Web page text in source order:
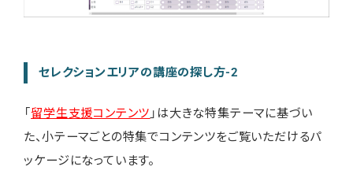
セレクションエリアの講座の探し方-2
「留学生支援コンテンツ 」は大きな特集テーマに基づい
た、小テーマごとの特集でコンテンツをご覧いただけるパ
ッケージになっています。